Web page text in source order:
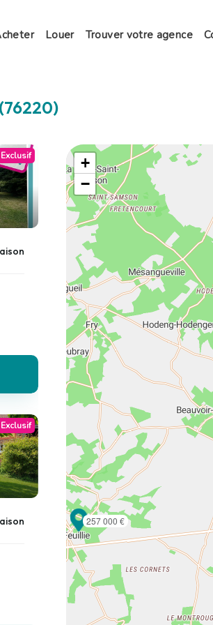
Louer Trouver votre agence
(76220)
Exclusif
Exclusif
257 000 €
+
−